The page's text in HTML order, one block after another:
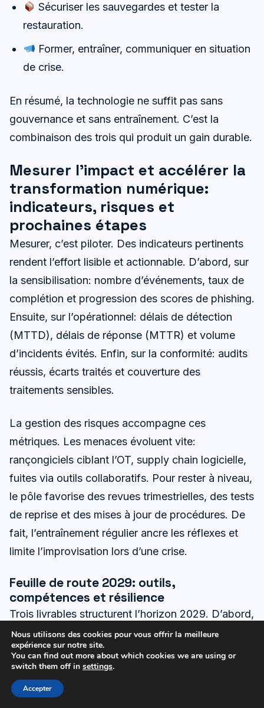
Sécuriser les sauvegardes et tester la
restauration.
Former, entraîner, communiquer en situation
de crise.
En résumé, la technologie ne suffit pas sans
gouvernance et sans entraînement. C’est la
combinaison des trois qui produit un gain durable.
Mesurer l’impact et accélérer la
transformation numérique:
indicateurs, risques et
prochaines étapes
Mesurer, c’est piloter. Des indicateurs pertinents
rendent l’effort lisible et actionnable. D’abord, sur
la sensibilisation: nombre d’événements, taux de
complétion et progression des scores de phishing.
Ensuite, sur l’opérationnel: délais de détection
(MTTD), délais de réponse (MTTR) et volume
d’incidents évités. Enfin, sur la conformité: audits
réussis, écarts traités et couverture des
traitements sensibles.
La gestion des risques accompagne ces
métriques. Les menaces évoluent vite:
rançongiciels ciblant l’OT, supply chain logicielle,
fuites via outils collaboratifs. Pour rester à niveau,
le pôle favorise des revues trimestrielles, des tests
de reprise et des mises à jour de procédures. De
fait, l’entraînement régulier ancre les réflexes et
limite l’improvisation lors d’une crise.
Feuille de route 2029: outils,
compétences et résilience
Trois livrables structurent l’horizon 2029. D’abord,
un hub en ligne qui facilite les mises en relation et
centralise les contenus. Ensuite, un programme de
formations modulaires, du niveau initié au niveau
avancé. Enfin, un portefeuille
Nous utilisons des cookies pour vous offrir la meilleure
expérience sur notre site.
You can find out more about which cookies we are using or
switch them off in settings.
Accepter